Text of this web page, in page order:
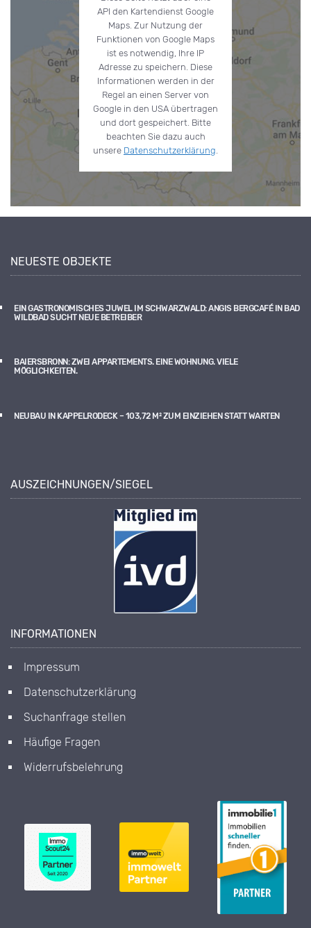
API den Kartendienst Google
Maps. Zur Nutzung der
Funktionen von Google Maps
ist es notwendig, Ihre IP
Adresse zu speichern. Diese
Informationen werden in der
Regel an einen Server von
Google in den USA übertragen
und dort gespeichert. Bitte
beachten Sie dazu auch
unsere Datenschutzerklärung.
NEUESTE OBJEKTE
EIN GASTRONOMISCHES JUWEL IM SCHWARZWALD: ANGIS BERGCAFÉ IN BAD
WILDBAD SUCHT NEUE BETREIBER
BAIERSBRONN: ZWEI APPARTEMENTS. EINE WOHNUNG. VIELE
MÖGLICHKEITEN.
NEUBAU IN KAPPELRODECK – 103,72 M² ZUM EINZIEHEN STATT WARTEN
AUSZEICHNUNGEN/SIEGEL
INFORMATIONEN
Impressum
Datenschutzerklärung
Suchanfrage stellen
Häufige Fragen
Widerrufsbelehrung